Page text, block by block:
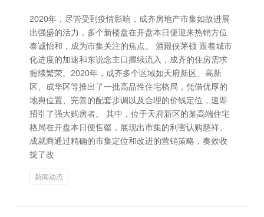
2020年，尽管受到疫情影响，成齐房地产市集如故进展
出强盛的活力，多个新楼盘在开盘本日便迎来热销方位
泰诚怡和，成为市集关注的焦点。 酒殿侠茅顿 跟着城市
化进度的加速和东说念主口握续流入，成齐的住房需求
握续繁荣。2020年，成齐多个区域如天府新区、高新
区、成华区等推出了一批高品性住宅格局，凭借优厚的
地舆位置、完善的配套步调以及合理的价钱定位，速即
招引了强大购房者。 其中，位于天府新区的某高端住宅
格局在开盘本日便售罄，展现出市集的利害认购慈祥。
成就商通过精确的市集定位和改进的营销策略，奏效收
拢了改
新闻动态